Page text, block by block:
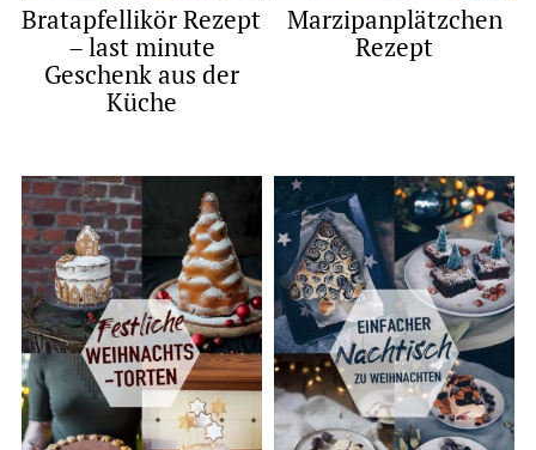
Bratapfellikör Rezept
– last minute
Geschenk aus der
Küche
Marzipanplätzchen
Rezept